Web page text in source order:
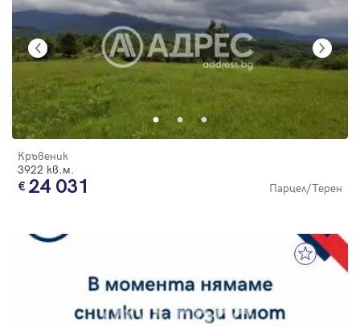
Кръвеник
3922 кв.м.
24 031 Парцел/Терен